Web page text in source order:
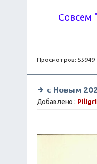
Совсем
Просмотров: 55949
с Новым
Добавлено :